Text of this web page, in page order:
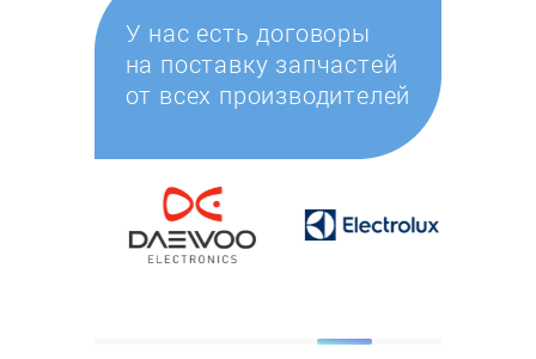
У нас есть договоры
на поставку запчастей
от всех производителей